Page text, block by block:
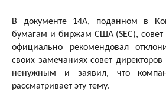
В документе 14A, поданном в
бумагам и биржам США (SEC), совет
официально рекомендовал
своих замечаниях совет
ненужным и заявил, что
рассматривает эту тему.